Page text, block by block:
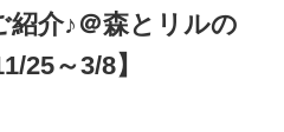
介♪＠森とリルの
25～3/8】